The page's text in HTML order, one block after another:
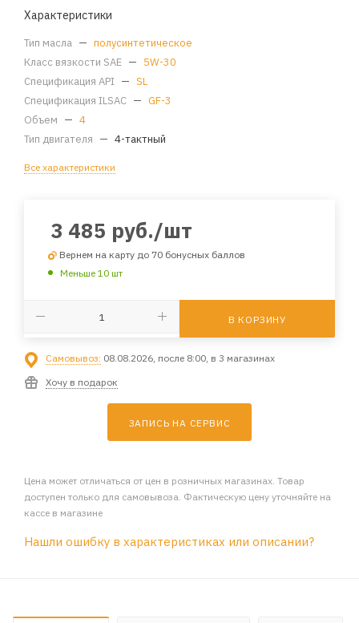
Характеристики
Тип масла — полусинтетическое
Класс вязкости SAE — 5W-30
Спецификация API — SL
Спецификация ILSAC — GF-3
Объем — 4
Тип двигателя — 4-тактный
Все характеристики
3 485 руб./шт
Вернем на карту до 70 бонусных баллов
Меньше 10 шт
В КОРЗИНУ
Самовывоз: 08.08.2026, после 8:00, в 3 магазинах
Хочу в подарок
ЗАПИСЬ НА СЕРВИС
Цена может отличаться от цен в розничных магазинах. Товар
доступен только для самовывоза. Фактическую цену уточняйте на
кассе в магазине
Нашли ошибку в характеристиках или описании?